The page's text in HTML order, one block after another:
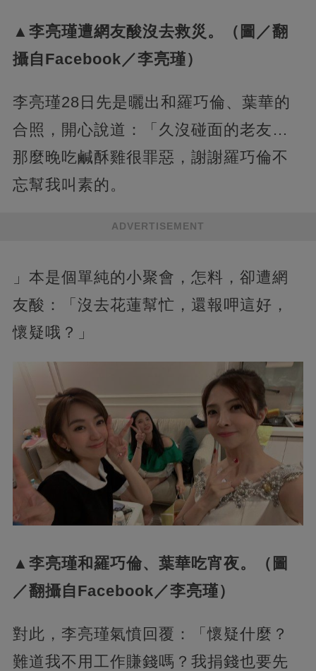
▲李亮瑾遭網友酸沒去救災。（圖／翻
攝自Facebook／李亮瑾）
李亮瑾28日先是曬出和羅巧倫、葉華的
合照，開心說道：「久沒碰面的老友…
那麼晚吃鹹酥雞很罪惡，謝謝羅巧倫不
忘幫我叫素的。
ADVERTISEMENT
」本是個單純的小聚會，怎料，卻遭網
友酸：「沒去花蓮幫忙，還報呷這好，
懷疑哦？」
▲李亮瑾和羅巧倫、葉華吃宵夜。（圖
／翻攝自Facebook／李亮瑾）
對此，李亮瑾氣憤回覆：「懷疑什麼？
難道我不用工作賺錢嗎？我捐錢也要先